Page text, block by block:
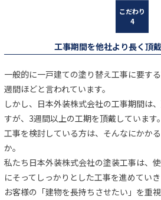
工事期間を他社より長く頂戴
一般的に一戸建ての塗り替え工事に要す
週間ほどと言われています。
しかし、日本外装株式会社の工事期間は
すが、3週間以上の工期を頂戴しています。
工事を検討している方は、そんなにかか
か。
私たち日本外装株式会社の塗装工事は、
にそってしっかりとした工事を進めていき
お客様の「建物を長持ちさせたい」を重